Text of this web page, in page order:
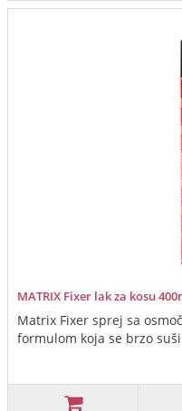
MATRIX Fixer lak za kosu
Matrix Fixer sprej sa
formulom koja se brzo